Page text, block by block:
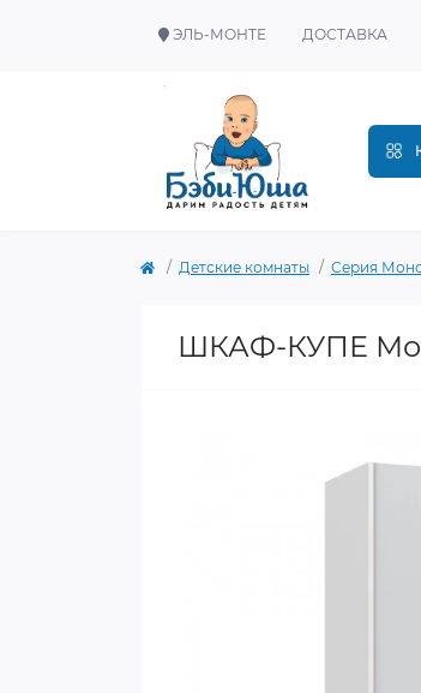
ЭЛЬ-МОНТЕ ДОСТАВКА
Детские комнаты Серия
ШКАФ-КУПЕ